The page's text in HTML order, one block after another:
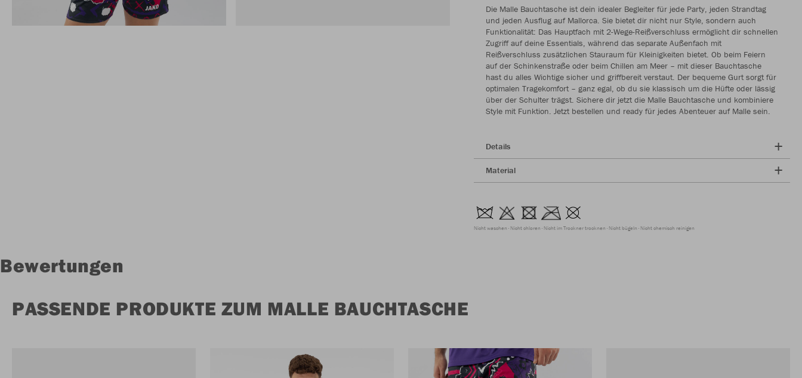
Die Malle Bauchtasche ist dein idealer Begleiter für jede Party, jeden Strandtag
und jeden Ausflug auf Mallorca. Sie bietet dir nicht nur Style, sondern auch
Funktionalität: Das Hauptfach mit 2-Wege-Reißverschluss ermöglicht dir schnellen
Zugriff auf deine Essentials, während das separate Außenfach mit
Reißverschluss zusätzlichen Stauraum für Kleinigkeiten bietet. Ob beim Feiern
auf der Schinkenstraße oder beim Chillen am Meer – mit dieser Bauchtasche
hast du alles Wichtige sicher und griffbereit verstaut. Der bequeme Gurt sorgt für
optimalen Tragekomfort – ganz egal, ob du sie klassisch um die Hüfte oder lässig
über der Schulter trägst. Sichere dir jetzt die Malle Bauchtasche und kombiniere
Style mit Funktion. Jetzt bestellen und ready für jedes Abenteuer auf Malle sein.
Details
Material
Nicht waschen Nicht chloren Nicht im Trockner trocknen Nicht bügeln Nicht chemisch reinigen
Bewertungen
PASSENDE PRODUKTE ZUM MALLE BAUCHTASCHE